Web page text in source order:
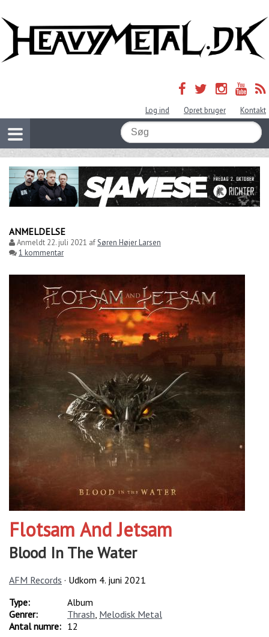
Log ind Opret bruger Kontakt
ANMELDELSE
Anmeldt 22. juli 2021 afSøren Højer Larsen
1 kommentar
Flotsam And Jetsam
Blood In The Water
AFM Records · Udkom 4. juni 2021
Type:
Album
Genrer:
Thrash Melodisk Metal
Antal numre: 12